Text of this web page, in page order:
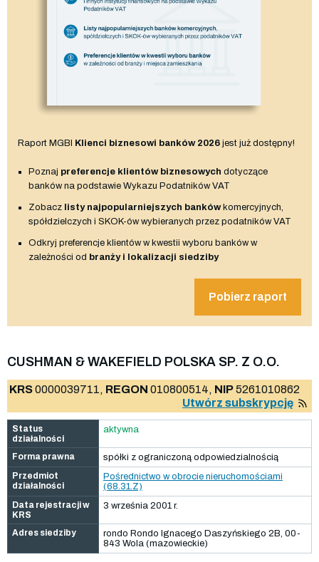
Raport MGBI Klienci biznesowi banków 2026 jest już dostępny!
Poznaj preferencje klientów biznesowych dotyczące
banków na podstawie Wykazu Podatników VAT
Zobacz listy najpopularniejszych bankówkomercyjnych,
spółdzielczych i SKOK-ów wybieranych przez podatników VAT
Odkryj preferencje klientów w kwestii wyboru banków w
zależności od branży i lokalizacji siedziby
Pobierz raport
CUSHMAN & WAKEFIELD POLSKA SP. Z O.O.
KRS0000039711, REGON 010800514, NIP5261010862
Utwórz subskrypcję
Status
działalności
aktywna
Forma prawna
spółki z ograniczoną odpowiedzialnością
Przedmiot
działalności
Pośrednictwo w obrocie nieruchomościami
(68.31.Z)
Data rejestracji w
KRS
3 września 2001 r.
Adres siedziby
rondo Rondo Ignacego Daszyńskiego 2B, 00-
843 Wola (mazowieckie)